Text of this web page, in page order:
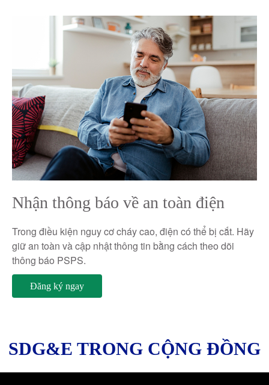
Nhận thông báo về an toàn điện
Trong điều kiện nguy cơ cháy cao, điện có thể bị cắt. Hãy
giữ an toàn và cập nhật thông tin bằng cách theo dõi
thông báo PSPS.
Đăng ký ngay
SDG&E TRONG CỘNG ĐỒNG